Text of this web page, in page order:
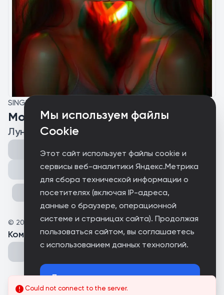
Мы используем файлы
Cookie
Этот сайт использует файлы cookie и
сервисы веб-аналитики Яндекс.Метрика
для сбора технической информации о
посетителях (включая IP-адреса,
данные о браузере, операционной
системе и страницах сайта). Продолжая
пользоваться сайтом, вы соглашаетесь
с использованием данных технологий.
Принимаю
SINGLE
Моя девочка с ПХ
Лунная тень
Поделиться
© 2025 SunCool
Комментарии(0 )
Could not connect to the server.